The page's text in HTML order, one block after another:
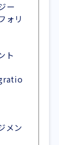
ー
ォリ
ト
メン